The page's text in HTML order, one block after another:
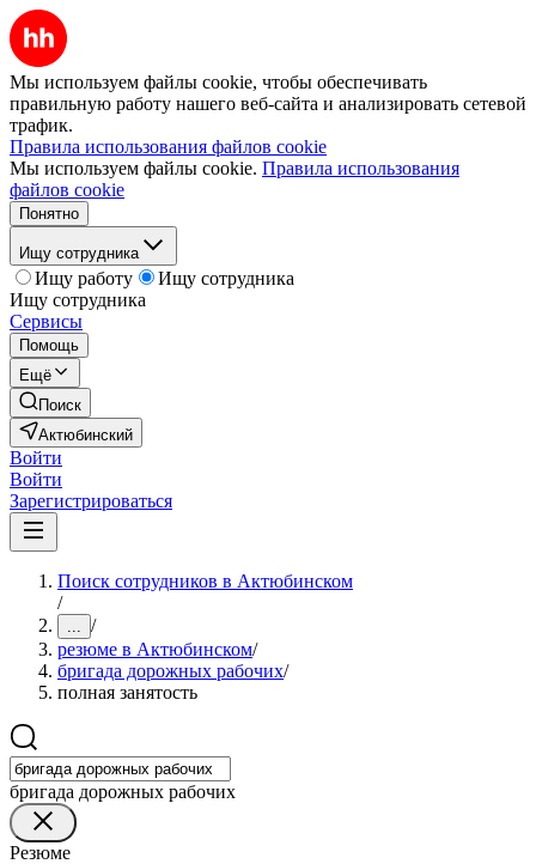
Мы используем файлы cookie, чтобы обеспечивать
правильную работу нашего веб-сайта и анализировать сетевой
трафик.
Правила использования файлов cookie
Мы используем файлы cookie. Правила использования
файлов cookie
Понятно
Ищу сотрудника
Ищу работу
Ищу сотрудника
Ищу сотрудника
Сервисы
Помощь
Ещё
Поиск
Актюбинский
Войти
Войти
Зарегистрироваться
Поиск сотрудников в Актюбинском
/
... /
резюме в Актюбинском/
бригада дорожных рабочих/
полная занятость
бригада дорожных рабочих
Резюме